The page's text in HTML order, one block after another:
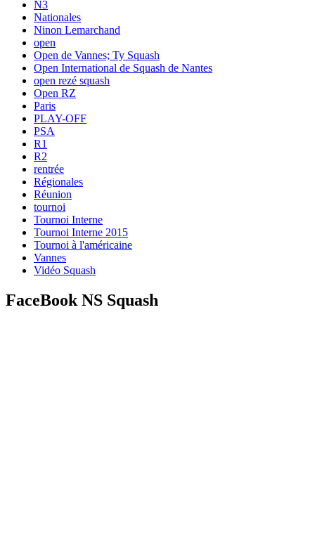
N3
Nationales
Ninon Lemarchand
open
Open de Vannes; Ty Squash
Open International de Squash de Nantes
open rezé squash
Open RZ
Paris
PLAY-OFF
PSA
R1
R2
rentrée
Régionales
Réunion
tournoi
Tournoi Interne
Tournoi Interne 2015
Tournoi à l'américaine
Vannes
Vidéo Squash
FaceBook NS Squash